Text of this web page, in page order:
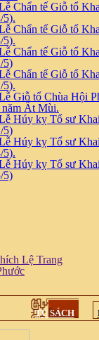
Chẩn tế Giỗ tổ
5).
Chẩn tế Giỗ tổ
5).
Chẩn tế Giỗ tổ
5)
Chẩn tế Giỗ tổ
5).
Giỗ tổ Chùa Hội
năm Ất Mùi.
Húy kỵ Tổ sư
5)
Húy kỵ Tổ sư
5).
Húy kỵ Tổ sư
5)
Lệ Trang
TỦ SÁCH